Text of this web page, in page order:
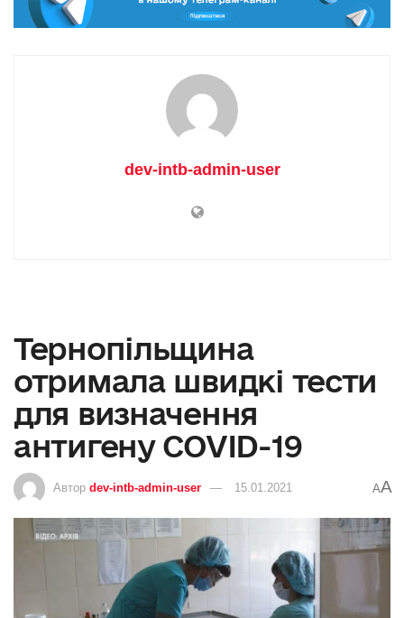
dev-intb-admin-user
Тернопільщина
отримала швидкі тести
для визначення
антигену COVID-19
Автор dev-intb-admin-user 15.01.2021 AA